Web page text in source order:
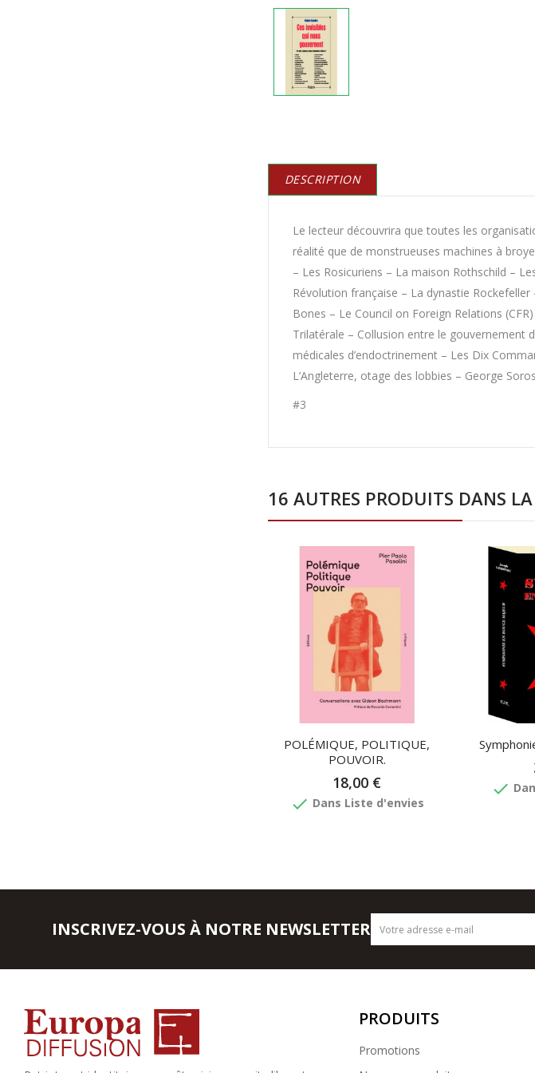
DESCRIPTION
Le lecteur découvrira que toutes les
réalité que de monstrueuses machines à
– Les Rosicuriens – La maison Rothschild –
Révolution française – La dynastie
Bones – Le Council on Foreign Relations
Trilatérale – Collusion entre le gouvernement
médicales d’endoctrinement – Les Dix
L’Angleterre, otage des lobbies – George
#3
16 AUTRES PRODUITS DANS
POLÉMIQUE, POLITIQUE,
POUVOIR.
18,00 €
done Dans Liste d'envies
done
INSCRIVEZ-VOUS À NOTRE NEWSLETTER
PRODUITS
Promotions